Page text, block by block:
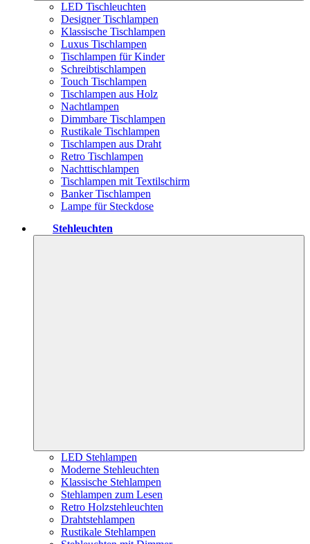
LED Tischleuchten
Designer Tischlampen
Klassische Tischlampen
Luxus Tischlampen
Tischlampen für Kinder
Schreibtischlampen
Touch Tischlampen
Tischlampen aus Holz
Nachtlampen
Dimmbare Tischlampen
Rustikale Tischlampen
Tischlampen aus Draht
Retro Tischlampen
Nachttischlampen
Tischlampen mit Textilschirm
Banker Tischlampen
Lampe für Steckdose
Stehleuchten
LED Stehlampen
Moderne Stehleuchten
Klassische Stehlampen
Stehlampen zum Lesen
Retro Holzstehleuchten
Drahtstehlampen
Rustikale Stehlampen